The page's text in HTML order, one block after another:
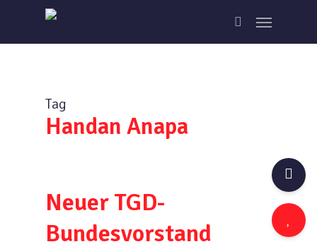
main
search
Menu
Tag
Handan Anapa
Neuer TGD-
Bundesvorstand